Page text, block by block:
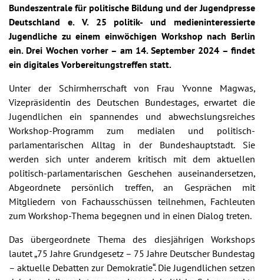
Bundeszentrale für politische Bildung und der Jugendpresse
Deutschland e. V. 25 politik- und medieninteressierte
Jugendliche zu einem einwöchigen Workshop nach Berlin
ein. Drei Wochen vorher – am 14. September 2024 – findet
ein digitales Vorbereitungstreffen statt.
Unter der Schirmherrschaft von Frau Yvonne Magwas,
Vizepräsidentin des Deutschen Bundestages, erwartet die
Jugendlichen ein spannendes und abwechslungsreiches
Workshop-Programm zum medialen und politisch-
parlamentarischen Alltag in der Bundeshauptstadt. Sie
werden sich unter anderem kritisch mit dem aktuellen
politisch-parlamentarischen Geschehen auseinandersetzen,
Abgeordnete persönlich treffen, an Gesprächen mit
Mitgliedern von Fachausschüssen teilnehmen, Fachleuten
zum Workshop-Thema begegnen und in einen Dialog treten.
Das übergeordnete Thema des diesjährigen Workshops
lautet „75 Jahre Grundgesetz – 75 Jahre Deutscher Bundestag
– aktuelle Debatten zur Demokratie“. Die Jugendlichen setzen